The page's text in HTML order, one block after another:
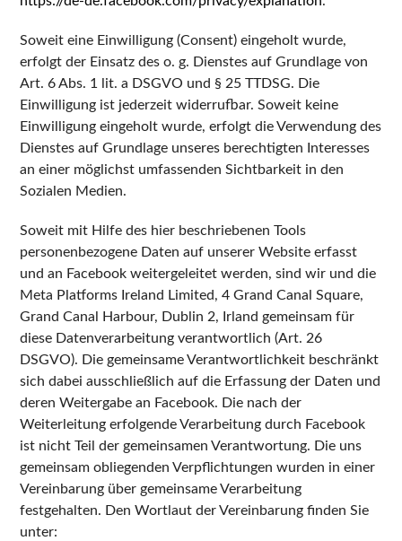
Soweit eine Einwilligung (Consent) eingeholt wurde,
erfolgt der Einsatz des o. g. Dienstes auf Grundlage von
Art. 6 Abs. 1 lit. a DSGVO und § 25 TTDSG. Die
Einwilligung ist jederzeit widerrufbar. Soweit keine
Einwilligung eingeholt wurde, erfolgt die Verwendung des
Dienstes auf Grundlage unseres berechtigten Interesses
an einer möglichst umfassenden Sichtbarkeit in den
Sozialen Medien.
Soweit mit Hilfe des hier beschriebenen Tools
personenbezogene Daten auf unserer Website erfasst
und an Facebook weitergeleitet werden, sind wir und die
Meta Platforms Ireland Limited, 4 Grand Canal Square,
Grand Canal Harbour, Dublin 2, Irland gemeinsam für
diese Datenverarbeitung verantwortlich (Art. 26
DSGVO). Die gemeinsame Verantwortlichkeit beschränkt
sich dabei ausschließlich auf die Erfassung der Daten und
deren Weitergabe an Facebook. Die nach der
Weiterleitung erfolgende Verarbeitung durch Facebook
ist nicht Teil der gemeinsamen Verantwortung. Die uns
gemeinsam obliegenden Verpflichtungen wurden in einer
Vereinbarung über gemeinsame Verarbeitung
festgehalten. Den Wortlaut der Vereinbarung finden Sie
unter: